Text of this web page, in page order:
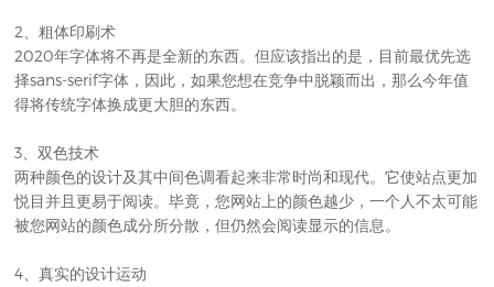
2、粗体印刷术
2020年字体将不再是全新的东西。但应该指出的是，目前最优先选
择sans-serif字体，因此，如果您想在竞争中脱颖而出，那么今年值
得将传统字体换成更大胆的东西。
3、双色技术
两种颜色的设计及其中间色调看起来非常时尚和现代。它使站点更加
悦目并且更易于阅读。毕竟，您网站上的颜色越少，一个人不太可能
被您网站的颜色成分所分散，但仍然会阅读显示的信息。
4、真实的设计运动